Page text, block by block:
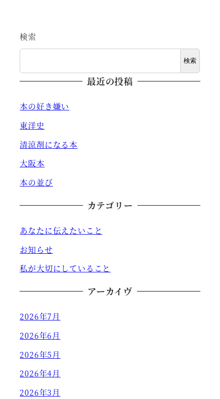
検索
検索
最近の投稿
本の好き嫌い
東洋史
清涼剤になる本
大阪本
本の並び
カテゴリー
あなたに伝えたいこと
お知らせ
私が大切にしていること
アーカイヴ
2026年7月
2026年6月
2026年5月
2026年4月
2026年3月